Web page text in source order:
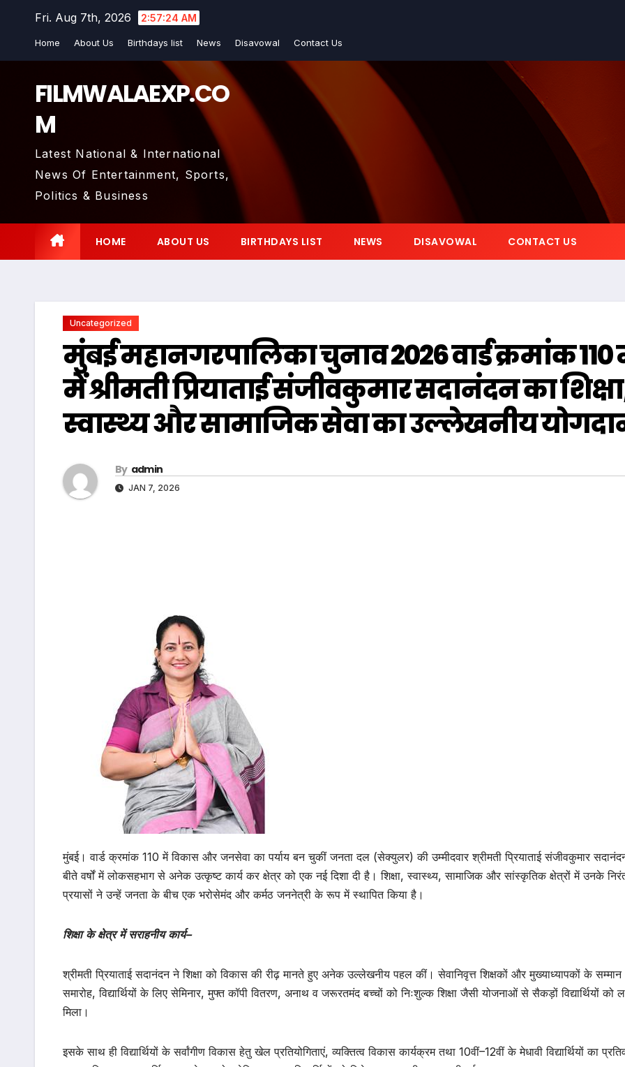
Fri. Aug 7th, 2026 2:57:25 AM
Home About Us Birthdays list News Disavowal Contact Us
FILMWALAEXP.CO
M
Latest National & International
News Of Entertainment, Sports,
Politics & Business
HOME ABOUT US BIRTHDAYS LIST NEWS DISAVOWAL CONTACT US
Uncategorized
मुंबई महानगरपालिका चुनाव 2026 वार्ड क्रमांक 110
में श्रीमती प्रियाताई संजीवकुमार सदानंदन का
स्वास्थ्य और सामाजिक सेवा का उल्लेखनीय
By admin
JAN 7, 2026
मुंबई। वार्ड क्रमांक 110 में विकास और जनसेवा का पर्याय बन चुकीं जनता दल (सेक्युलर) की उम्मीदवार श्रीमती प्रियाताई संजीवकुमार
बीते वर्षों में लोकसहभाग से अनेक उत्कृष्ट कार्य कर क्षेत्र को एक नई दिशा दी है। शिक्षा, स्वास्थ्य, सामाजिक और सांस्कृतिक क्षेत्रों में उनके
प्रयासों ने उन्हें जनता के बीच एक भरोसेमंद और कर्मठ जननेत्री के रूप में स्थापित किया है।
शिक्षा के क्षेत्र में सराहनीय कार्य–
श्रीमती प्रियाताई सदानंदन ने शिक्षा को विकास की रीढ़ मानते हुए अनेक उल्लेखनीय पहल कीं। सेवानिवृत्त शिक्षकों और मुख्याध्यापकों के सम्मान
समारोह, विद्यार्थियों के लिए सेमिनार, मुफ्त कॉपी वितरण, अनाथ व जरूरतमंद बच्चों को निःशुल्क शिक्षा जैसी योजनाओं से सैकड़ों विद्यार्थियों को
मिला।
इसके साथ ही विद्यार्थियों के सर्वांगीण विकास हेतु खेल प्रतियोगिताएं, व्यक्तित्व विकास कार्यक्रम तथा 10वीं–12वीं के मेधावी विद्यार्थियों का